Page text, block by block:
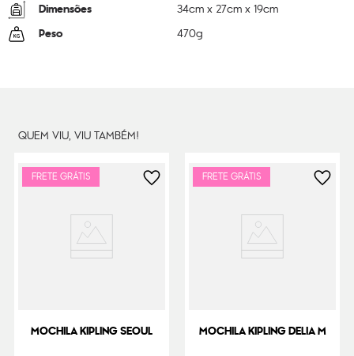
Dimensões 34cm x27cm x19cm
Peso 470g
QUEM VIU, VIU TAMBÉM!
FRETE GRÁTIS
MOCHILA KIPLING SEOUL
FRETE GRÁTIS
MOCHILA KIPLING DELIA M